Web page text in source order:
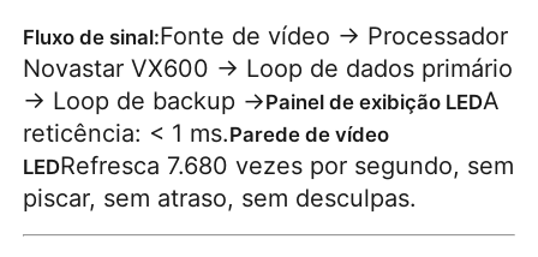
Fluxo de sinal:Fonte de vídeo → Processador
Novastar VX600 → Loop de dados primário
→ Loop de backup →Painel de exibição LEDA
reticência: < 1 ms.Parede de vídeo
LEDRefresca 7.680 vezes por segundo, sem
piscar, sem atraso, sem desculpas.